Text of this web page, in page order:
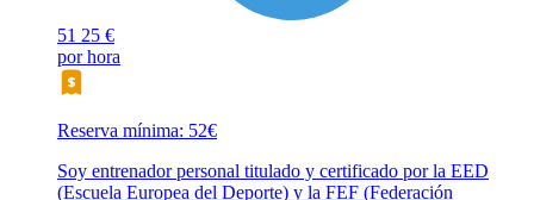
51 25 €
por hora
Reserva mínima: 52€
Soy entrenador personal titulado y certificado por la EED
(Escuela Europea del Deporte) y la FEF (Federación